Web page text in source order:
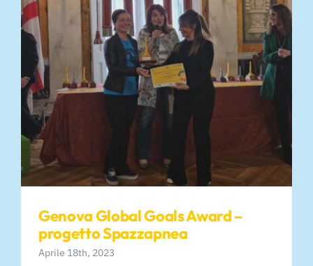
Genova Global Goals Award –
progetto Spazzapnea
Aprile 18th, 2023